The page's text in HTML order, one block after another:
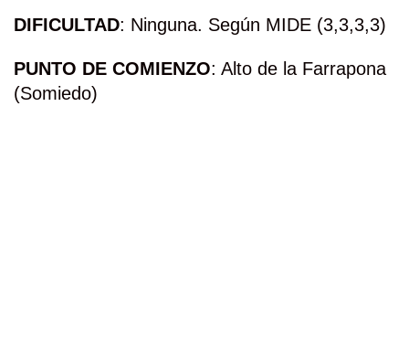
DIFICULTAD: Ninguna. Según MIDE (3,3,3,3)
PUNTO DE COMIENZO: Alto de la Farrapona
(Somiedo)